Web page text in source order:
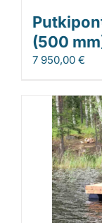
(500
7 950,00 €